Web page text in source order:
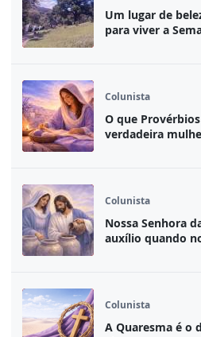
Um lugar de
para viver a
Colunista
O que
verdadeira
Colunista
Nossa Senhora
auxílio quando
Colunista
A Quaresma é o